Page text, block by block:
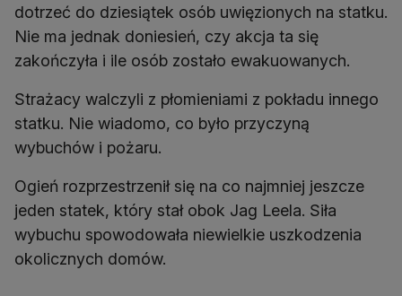
dotrzeć do dziesiątek osób uwięzionych na statku.
Nie ma jednak doniesień, czy akcja ta się
zakończyła i ile osób zostało ewakuowanych.
Strażacy walczyli z płomieniami z pokładu innego
statku. Nie wiadomo, co było przyczyną
wybuchów i pożaru.
Ogień rozprzestrzenił się na co najmniej jeszcze
jeden statek, który stał obok Jag Leela. Siła
wybuchu spowodowała niewielkie uszkodzenia
okolicznych domów.